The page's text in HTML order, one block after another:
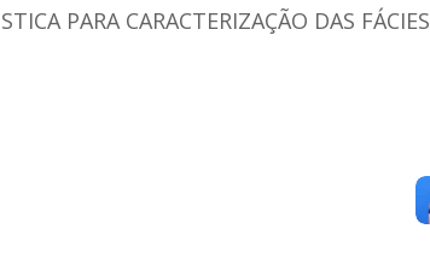
PARA CARACTERIZAÇÃO DAS FÁCIES